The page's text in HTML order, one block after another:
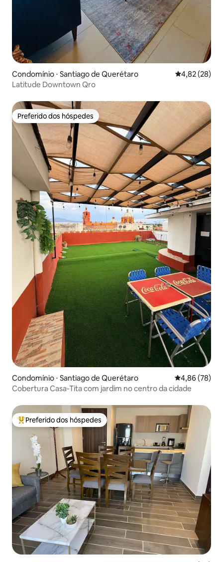
Condomínio ⋅ Santiago de Querétaro 4,82 de uma
4,82 (28)
Latitude Downtown Qro
Preferido dos hóspedes
Preferido dos hóspedes
Condomínio ⋅ Santiago de Querétaro 4,86 de uma
4,86 (78)
Cobertura Casa-Tita com jardim no centro da cidade
Entre os melhores preferidos dos hóspedes
Preferido dos hóspedes